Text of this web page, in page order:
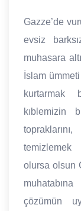
Gazze’de
evsiz
muhasara
İslam
kurtarmak
kıblemizin
temizlemek
olursa olsun
çözümün